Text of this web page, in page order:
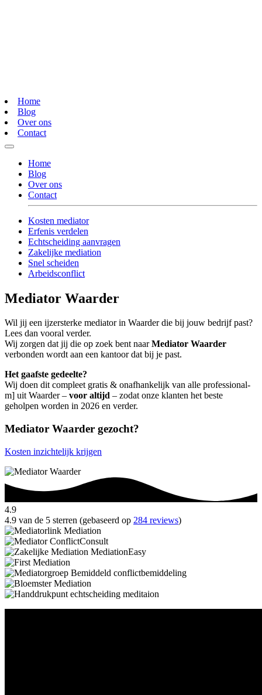
Home
Blog
Over ons
Contact
Home
Blog
Over ons
Contact
Kosten mediator
Erfenis verdelen
Echtscheiding aanvragen
Zakelijke mediation
Snel scheiden
Arbeidsconflict
Mediator Waarder
Wil jij een ijzersterke mediator in Waarder die bij jouw bedrijf past?
Lees dan vooral verder.
Wij zorgen dat jij die op zoek bent naarMediator Waarder
verbonden wordt aan een kantoor dat bij je past.
Het gaafste gedeelte?
Wij doen dit compleet gratis & onafhankelijk van alle professional-
m] uit Waarder – voor altijd – zodat onze klanten het beste
geholpen worden in 2026 en verder.
Mediator Waarder gezocht?
Kosten inzichtelijk krijgen
4.9
4.9 van de 5 sterren (gebaseerd op 284 reviews)